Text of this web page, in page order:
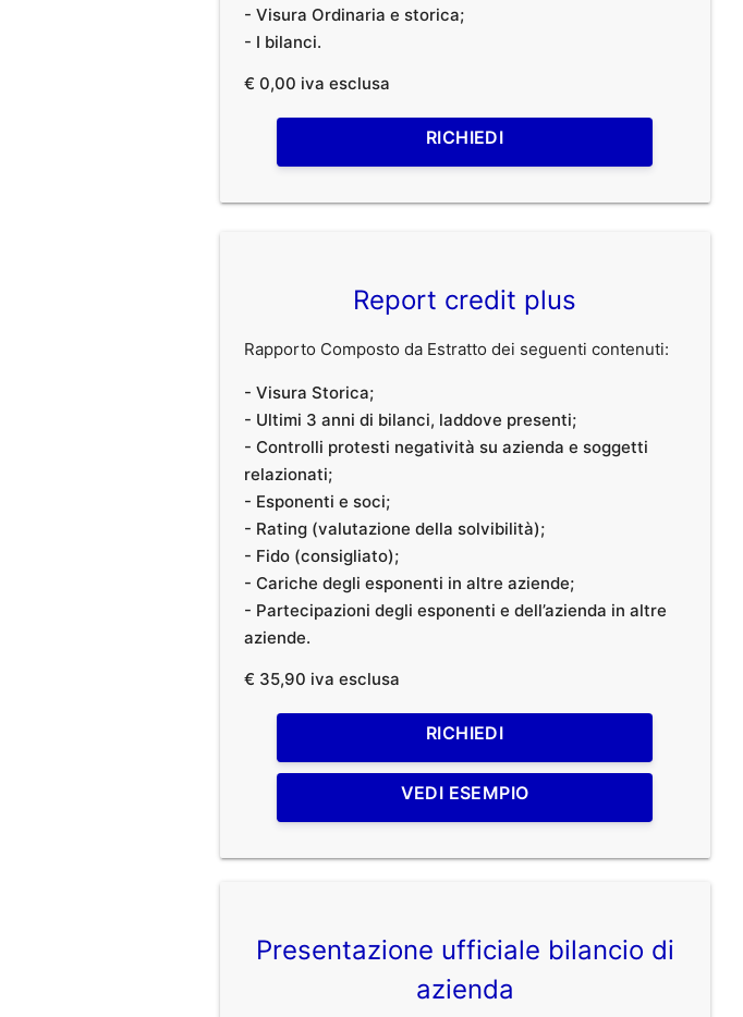
- Visura Ordinaria e storica;
- I bilanci.
€ 0,00 iva esclusa
RICHIEDI
Report credit plus
Rapporto Composto da Estratto dei seguenti contenuti:
- Visura Storica;
- Ultimi 3 anni di bilanci, laddove presenti;
- Controlli protesti negatività su azienda e soggetti
relazionati;
- Esponenti e soci;
- Rating (valutazione della solvibilità);
- Fido (consigliato);
- Cariche degli esponenti in altre aziende;
- Partecipazioni degli esponenti e dell’azienda in altre
aziende.
€ 35,90 iva esclusa
RICHIEDI
VEDI ESEMPIO
Presentazione ufficiale bilancio di
azienda